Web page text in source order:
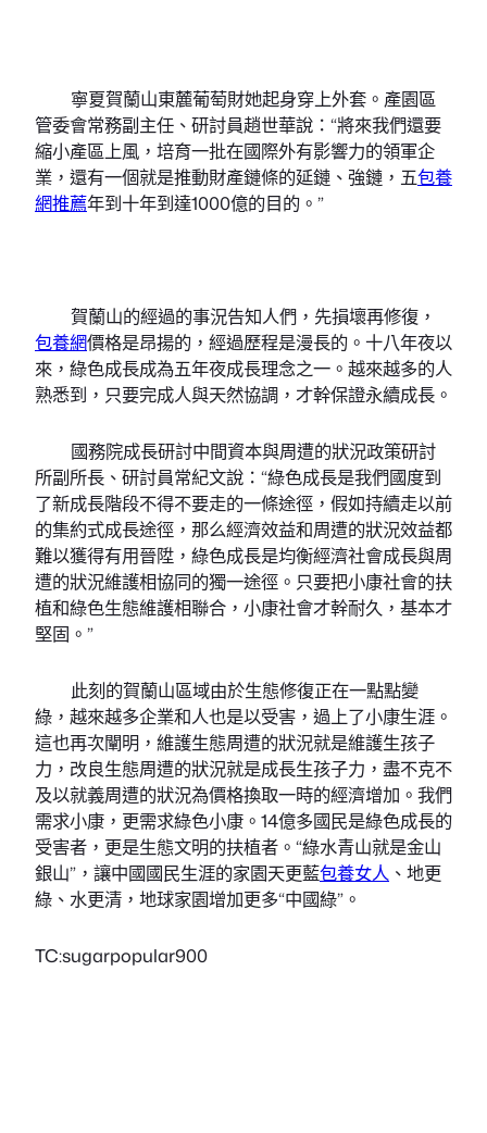
寧夏賀蘭山東麓葡萄財她起身穿上外套。產園區
管委會常務副主任、研討員趙世華說：“將來我們還要
縮小產區上風，培育一批在國際外有影響力的領軍企
業，還有一個就是推動財產鏈條的延鏈、強鏈，五包養
網推薦年到十年到達1000億的目的。”
賀蘭山的經過的事況告知人們，先損壞再修復，
包養網價格是昂揚的，經過歷程是漫長的。十八年夜以
來，綠色成長成為五年夜成長理念之一。越來越多的人
熟悉到，只要完成人與天然協調，才幹保證永續成長。
國務院成長研討中間資本與周遭的狀況政策研討
所副所長、研討員常紀文說：“綠色成長是我們國度到
了新成長階段不得不要走的一條途徑，假如持續走以前
的集約式成長途徑，那么經濟效益和周遭的狀況效益都
難以獲得有用晉陞，綠色成長是均衡經濟社會成長與周
遭的狀況維護相協同的獨一途徑。只要把小康社會的扶
植和綠色生態維護相聯合，小康社會才幹耐久，基本才
堅固。”
此刻的賀蘭山區域由於生態修復正在一點點變
綠，越來越多企業和人也是以受害，過上了小康生涯。
這也再次闡明，維護生態周遭的狀況就是維護生孩子
力，改良生態周遭的狀況就是成長生孩子力，盡不克不
及以就義周遭的狀況為價格換取一時的經濟增加。我們
需求小康，更需求綠色小康。14億多國民是綠色成長的
受害者，更是生態文明的扶植者。“綠水青山就是金山
銀山”，讓中國國民生涯的家園天更藍包養女人 、地更
綠、水更清，地球家園增加更多“中國綠”。
TC:sugarpopular900